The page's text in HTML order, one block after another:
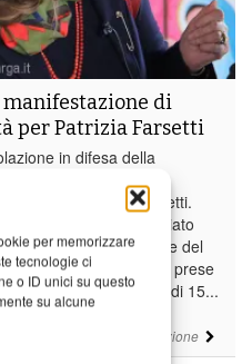
per memorizzare
tecnologie ci
o ID unici su questo
su alcune
Redazione
manifestazione di
per Patrizia Farsetti
in difesa della
di Barga, Patrizia Farsetti.
suo incarico, ormai avviato
della contestazione del
dirigenti scolastici a cui prese
portato all’esclusione di 15...